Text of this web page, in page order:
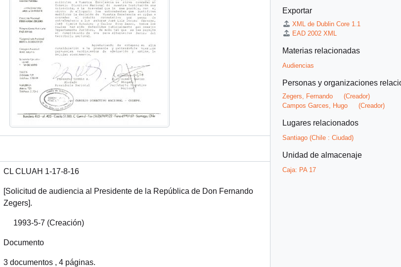
CL CLUAH 1-17-8-16
[Solicitud de audiencia al Presidente de la República de Don Fernando
Zegers].
1993-5-7 (Creación)
Documento
3 documentos , 4 páginas.
Exportar
XML de Dublin Core 1.1
EAD 2002 XML
Materias relacionadas
Audiencias
Personas y organizaciones
Zegers, Fernando
(Creador)
Campos Garces, Hugo
(Creador)
Lugares relacionados
Santiago (Chile : Ciudad)
Unidad de almacenaje
Caja: PA 17